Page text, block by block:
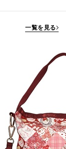
一覧を見る